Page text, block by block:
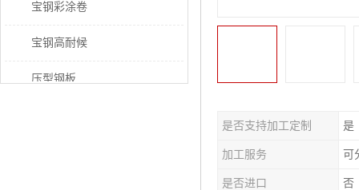
宝钢彩涂卷
宝钢高耐候
压型钢板
是否支持加工定制 是
加工服务 可
是否进口 否